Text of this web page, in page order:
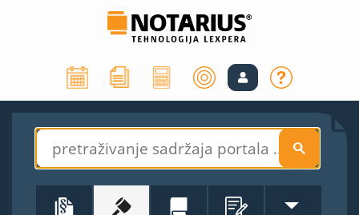
S